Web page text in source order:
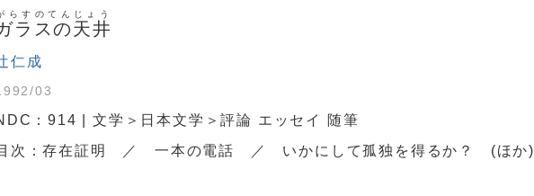
ラスの天井
らすのてんじょう
仁成
03
：914 | 文学＞日本文学＞評論 エッセイ 随筆
次：存在証明 ／ 一本の電話 ／ いかにして孤独を得るか？ (ほか)